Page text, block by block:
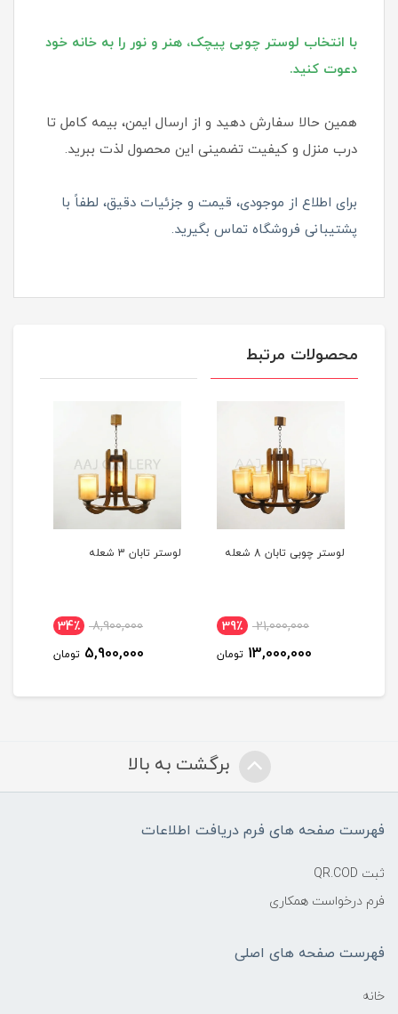
با انتخاب لوستر چوبی پیچک، هنر و نور را به خانه خود
دعوت کنید.
همین حالا سفارش دهید و از ارسال ایمن، بیمه کامل تا
درب منزل و کیفیت تضمینی این محصول لذت ببرید.
برای اطلاع از موجودی، قیمت و جزئیات دقیق، لطفاً با
پشتیبانی فروشگاه تماس بگیرید.
محصولات مرتبط
لوستر تابان 3 شعله
8,900,000 34٪
5,900,000 تومان
لوستر پیچک 8 شعله
20,500,000 37٪
13,000,000 تومان
برگشت به بالا
فهرست صفحه های فرم دریافت اطلاعات
ثبت QR.COD
فرم درخواست همکاری
فهرست صفحه های اصلی
خانه